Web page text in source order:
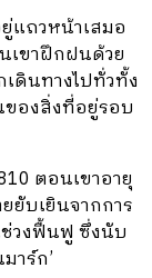
แถวหน้าเสมอ
เขาฝึกฝนด้วย
เดินทางไปทั่วทั้ง
ของสิ่งที่อยู่รอบ
ตอนเขาอายุ
ยับเยินจากการ
วงฟื้นฟู ซึ่งนับ
าร์ก’